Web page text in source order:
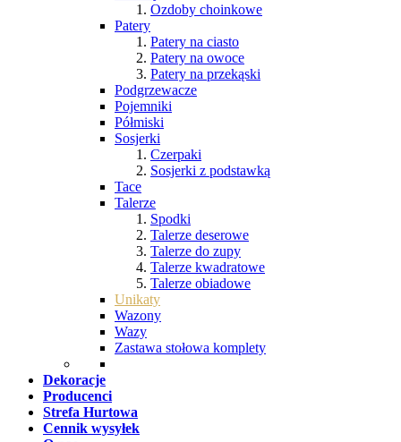
Ozdoby choinkowe
Patery
Patery na ciasto
Patery na owoce
Patery na przekąski
Podgrzewacze
Pojemniki
Półmiski
Sosjerki
Czerpaki
Sosjerki z podstawką
Tace
Talerze
Spodki
Talerze deserowe
Talerze do zupy
Talerze kwadratowe
Talerze obiadowe
Unikaty
Wazony
Wazy
Zastawa stołowa komplety
Dekoracje
Producenci
Strefa Hurtowa
Cennik wysyłek